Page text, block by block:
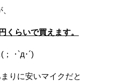
くらいで買えます。
･`д･´)
りに安いマイクだと